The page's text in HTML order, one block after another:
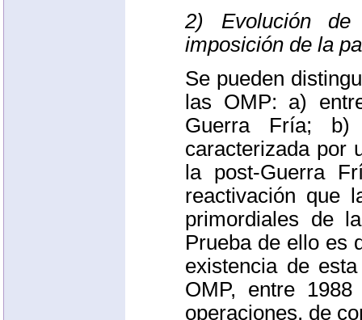
2) Evolución
imposición de la
Se pueden
las OMP: a)
Guerra Fría;
caracterizada por
la post-Guerra
reactivación que
primordiales de
Prueba de ello es
existencia de
OMP, entre 1988
operaciones, de